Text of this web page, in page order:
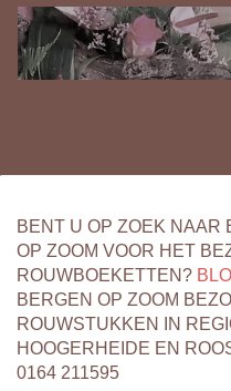
BENT U OP ZOEK NAAR
OP ZOOM VOOR HET
ROUWBOEKETTEN?
BERGEN OP ZOOM
ROUWSTUKKEN IN
HOOGERHEIDE EN
0164 211595